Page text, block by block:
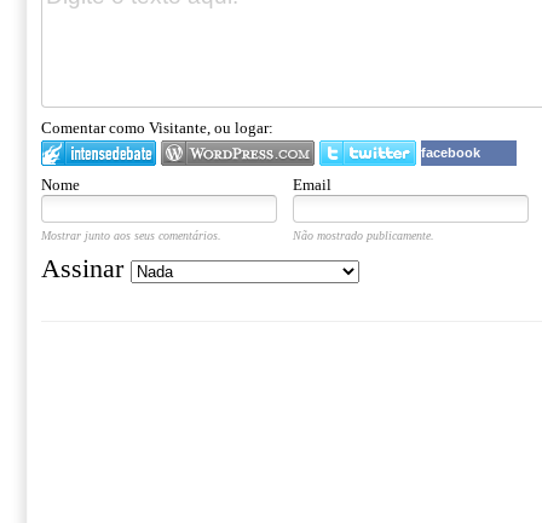
Comentar como Visitante, ou logar:
facebook
Nome Email
Mostrar junto aos seus comentários. Não mostrado publicamente.
Assinar